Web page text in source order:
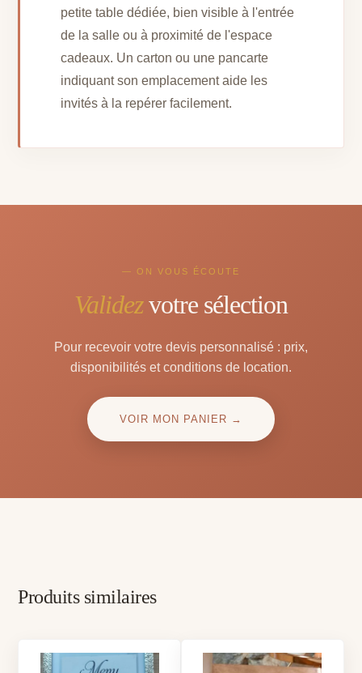
petite table dédiée, bien visible à l'entrée
de la salle ou à proximité de l'espace
cadeaux. Un carton ou une pancarte
indiquant son emplacement aide les
invités à la repérer facilement.
— ON VOUS ÉCOUTE
Validezvotre sélection
Pour recevoir votre devis personnalisé : prix,
disponibilités et conditions de location.
VOIR MON PANIER →
Produits similaires